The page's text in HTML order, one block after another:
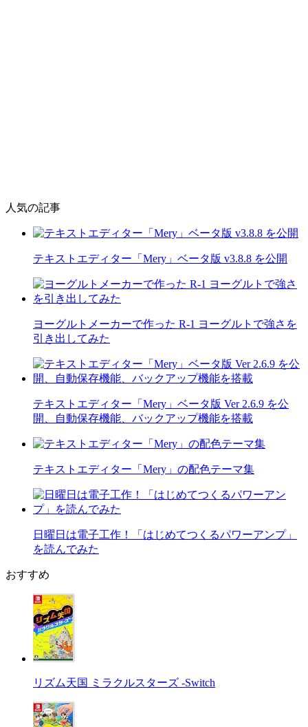
人気の記事
テキストエディター「Mery」ベータ版 v3.8.8 を公開
ヨーグルトメーカーで作った R-1 ヨーグルトで強さを
引き出してみた
テキストエディター「Mery」ベータ版 Ver 2.6.9 を公
開、自動保存機能、バックアップ機能を搭載
テキストエディター「Mery」の配色テーマ集
日曜日は電子工作！「はじめてつくるパワーアンプ」
を読んでみた
おすすめ
リズム天国 ミラクルスターズ -Switch